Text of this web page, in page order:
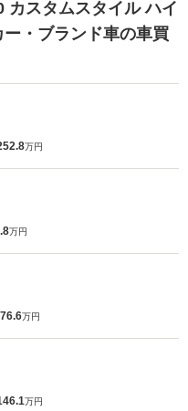
カスタムスタイル ハイ
・ブランド車の車買
万円
万円
万円
万円